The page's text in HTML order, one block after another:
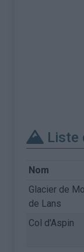
Liste
Nom
Glacier de
de Lans
Col d'Aspin